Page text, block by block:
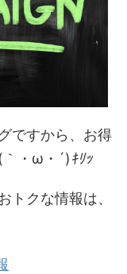
ですから、お得
｀・ω・´)ｷﾘｯ
トクな情報は、